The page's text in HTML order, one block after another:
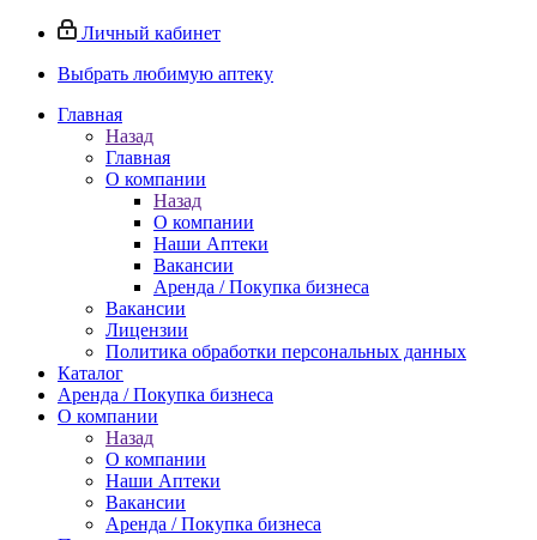
Личный кабинет
Выбрать любимую аптеку
Главная
Назад
Главная
О компании
Назад
О компании
Наши Аптеки
Вакансии
Аренда / Покупка бизнеса
Вакансии
Лицензии
Политика обработки персональных данных
Каталог
Аренда / Покупка бизнеса
О компании
Назад
О компании
Наши Аптеки
Вакансии
Аренда / Покупка бизнеса